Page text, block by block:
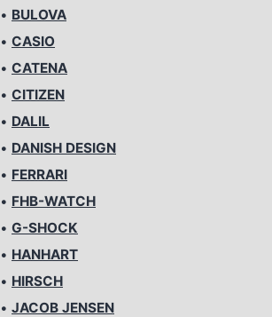
• BULOVA
• CASIO
• CATENA
• CITIZEN
• DALIL
• DANISH DESIGN
• FERRARI
• FHB-WATCH
• G-SHOCK
• HANHART
• HIRSCH
• JACOB JENSEN